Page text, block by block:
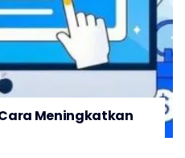
Cara Meningkatkan